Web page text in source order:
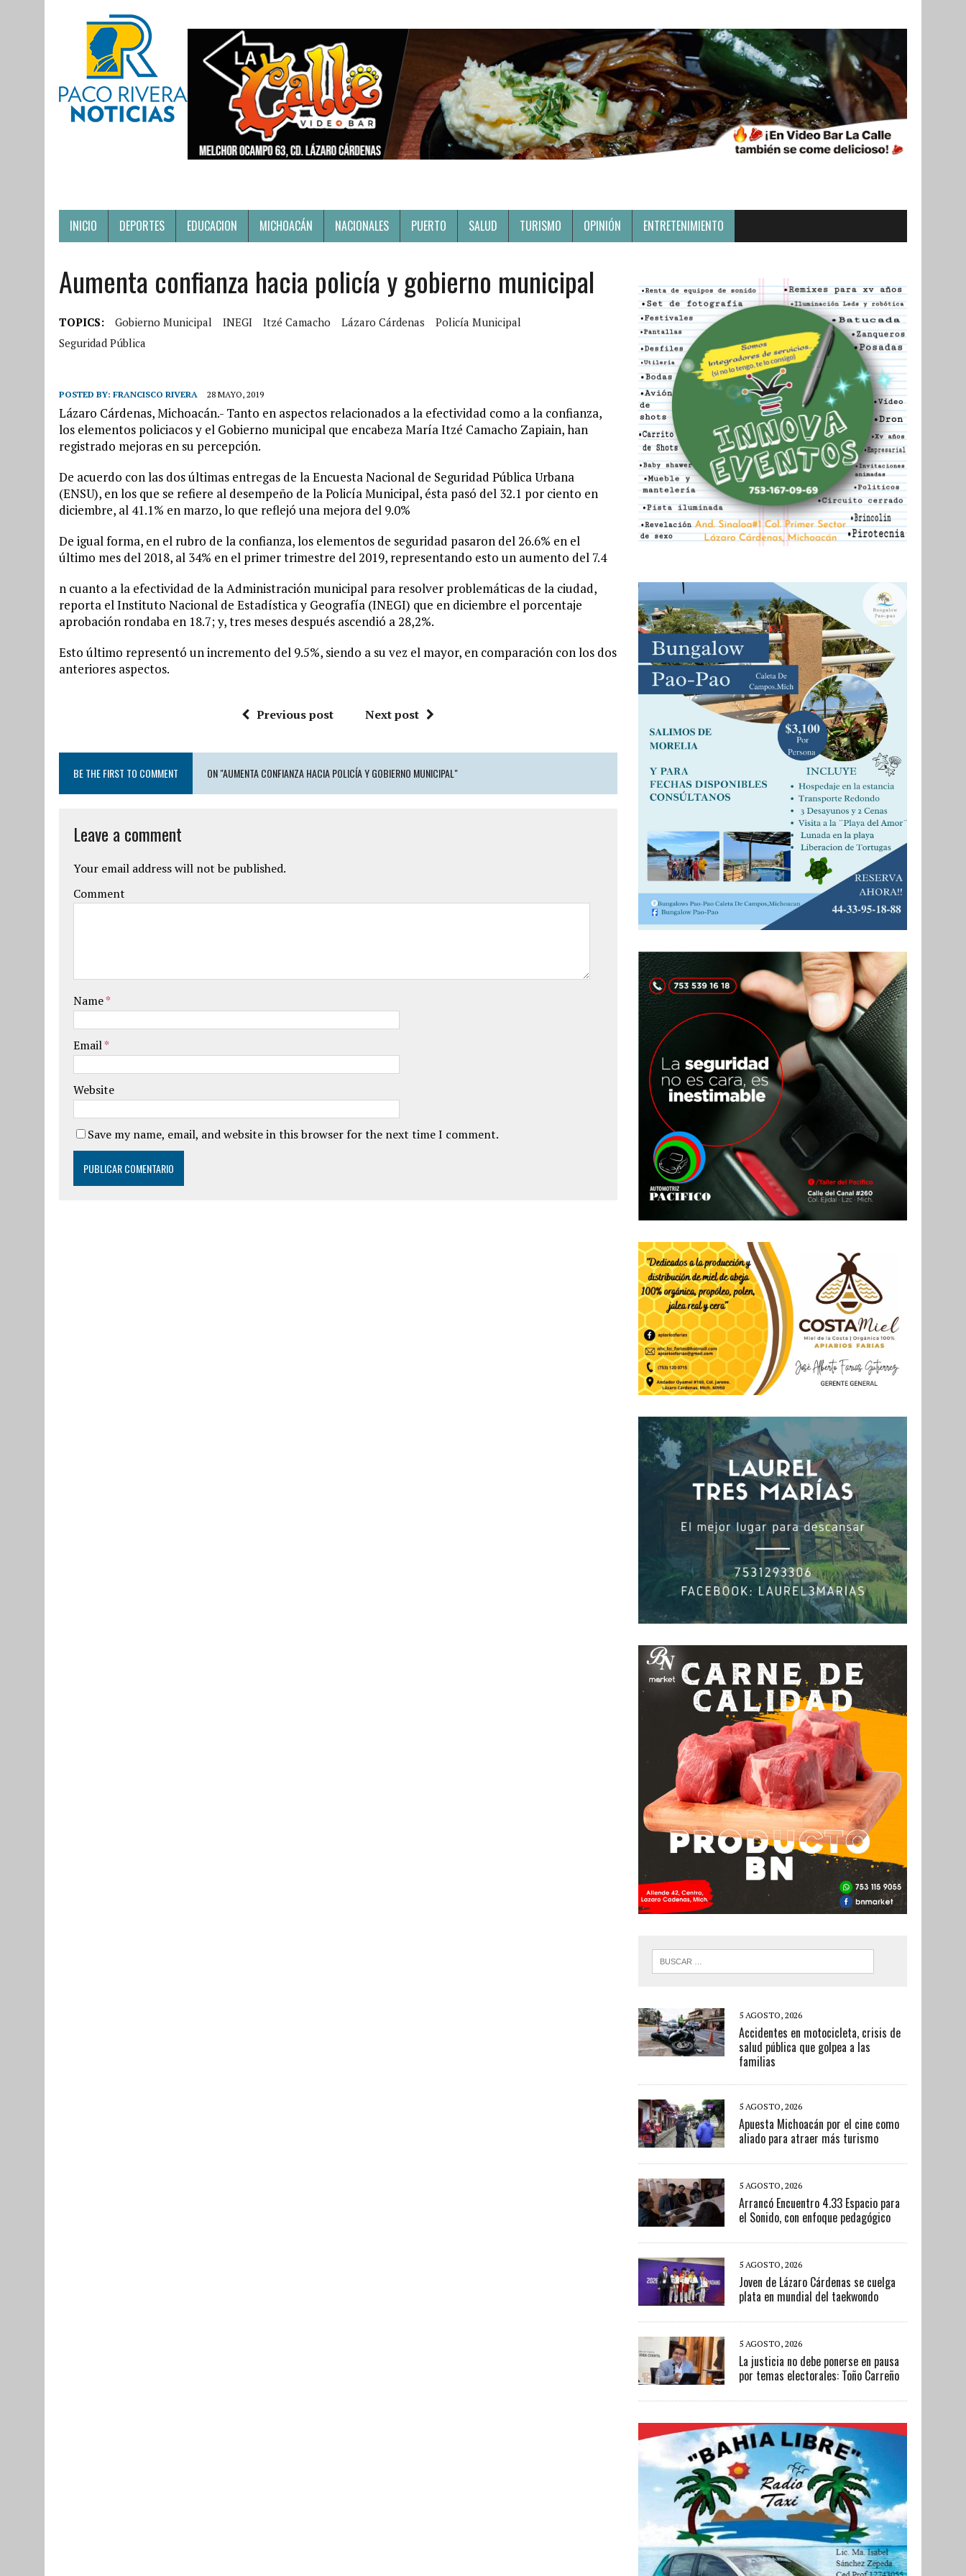
INICIO DEPORTES EDUCACION MICHOACÁN NACIONALES PUERTO SALUD TURISMO OPINIÓN ENTRETENIMIENTO
Aumenta confianza hacia policía y gobierno municipal
TOPICS: Gobierno Municipal INEGI Itzé Camacho Lázaro Cárdenas
Policía Municipal
Seguridad Pública
POSTED BY: FRANCISCO RIVERA 28 MAYO, 2019
Lázaro Cárdenas, Michoacán.- Tanto en aspectos relacionados a la efectividad como a la confianza,
los elementos policiacos y el Gobierno municipal que encabeza María Itzé Camacho Zapiain, han
registrado mejoras en su percepción.
De acuerdo con las dos últimas entregas de la Encuesta Nacional de Seguridad Pública Urbana
(ENSU), en los que se refiere al desempeño de la Policía Municipal, ésta pasó del 32.1 por ciento en
diciembre, al 41.1% en marzo, lo que reflejó una mejora del 9.0%
De igual forma, en el rubro de la confianza, los elementos de seguridad pasaron del 26.6% en el
último mes del 2018, al 34% en el primer trimestre del 2019, representando esto un aumento del 7.4
n cuanto a la efectividad de la Administración municipal para resolver problemáticas de la ciudad,
reporta el Instituto Nacional de Estadística y Geografía (INEGI) que en diciembre el porcentaje
aprobación rondaba en 18.7; y, tres meses después ascendió a 28,2%.
Esto último representó un incremento del 9.5%, siendo a su vez el mayor, en comparación con los dos
anteriores aspectos.
Previous post Next post
BE THE FIRST TO COMMENT ON "AUMENTA CONFIANZA HACIA POLICÍA Y GOBIERNO MUNICIPAL"
Leave a comment
Your email address will not be published.
Comment
Name*
Email*
Website
Save my name, email, and website in this browser for the next time I comment.
5 AGOSTO, 2026
Accidentes en motocicleta, crisis de
salud pública que golpea a las
familias
5 AGOSTO, 2026
Apuesta Michoacán por el cine como
aliado para atraer más turismo
5 AGOSTO, 2026
Arrancó Encuentro 4.33 Espacio para
el Sonido, con enfoque pedagógico
5 AGOSTO, 2026
Joven de Lázaro Cárdenas se cuelga
plata en mundial del taekwondo
5 AGOSTO, 2026
La justicia no debe ponerse en pausa
por temas electorales: Toño Carreño